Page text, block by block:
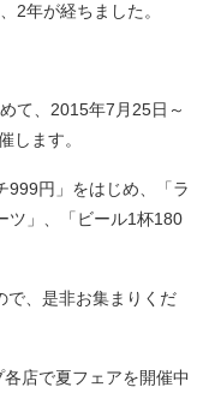
2年が経ちました。
て、2015年7月25日～
します。
999円」をはじめ、「ラ
ツ」、「ビール1杯180
で、是非お集まりくだ
店で夏フェアを開催中